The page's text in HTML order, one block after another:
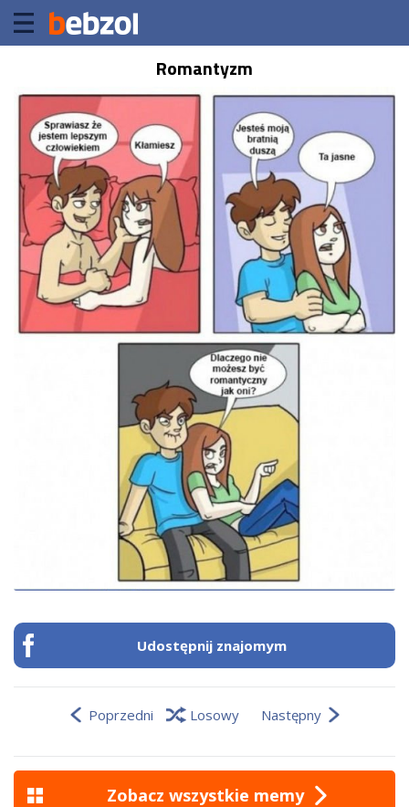
Romantyzm
Udostępnij znajomym
Poprzedni Losowy Następny
Zobacz wszystkie memy